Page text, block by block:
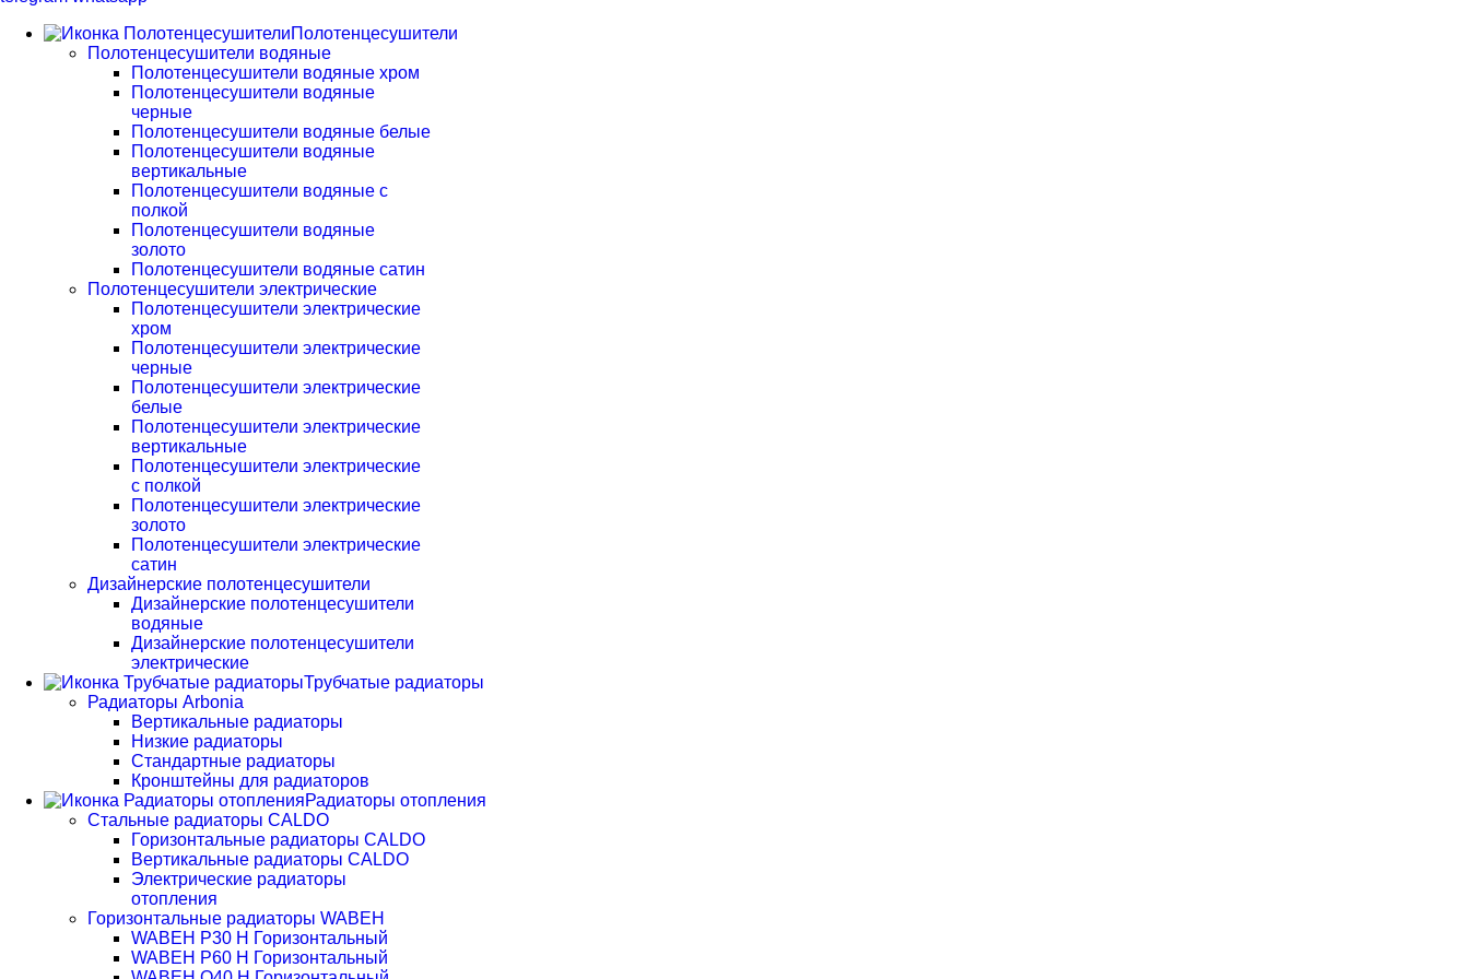
Полотенцесушители
Полотенцесушители водяные
Полотенцесушители водяные хром
Полотенцесушители водяные
черные
Полотенцесушители водяные белые
Полотенцесушители водяные
вертикальные
Полотенцесушители водяные с
полкой
Полотенцесушители водяные
золото
Полотенцесушители водяные сатин
Полотенцесушители электрические
Полотенцесушители электрические
хром
Полотенцесушители электрические
черные
Полотенцесушители электрические
белые
Полотенцесушители электрические
вертикальные
Полотенцесушители электрические
с полкой
Полотенцесушители электрические
золото
Полотенцесушители электрические
сатин
Дизайнерские полотенцесушители
Дизайнерские полотенцесушители
водяные
Дизайнерские полотенцесушители
электрические
Трубчатые радиаторы
Радиаторы Arbonia
Вертикальные радиаторы
Низкие радиаторы
Стандартные радиаторы
Кронштейны для радиаторов
Радиаторы отопления
Стальные радиаторы CALDO
Горизонтальные радиаторы CALDO
Вертикальные радиаторы CALDO
Электрические радиаторы
отопления
Горизонтальные радиаторы WABEH
WABEH P30 H Горизонтальный
WABEH P60 H Горизонтальный